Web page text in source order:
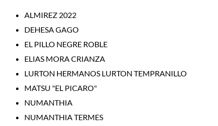
ALMIREZ 2022
DEHESA GAGO
EL PILLO NEGRE ROBLE
ELIAS MORA CRIANZA
LURTON HERMANOS LURTON TEMPRANILLO
MATSU "EL PICARO"
NUMANTHIA
NUMANTHIA TERMES